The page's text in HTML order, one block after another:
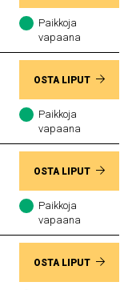
Paikkoja
vapaana
OSTA LIPUT
Paikkoja
vapaana
OSTA LIPUT
Paikkoja
vapaana
OSTA LIPUT